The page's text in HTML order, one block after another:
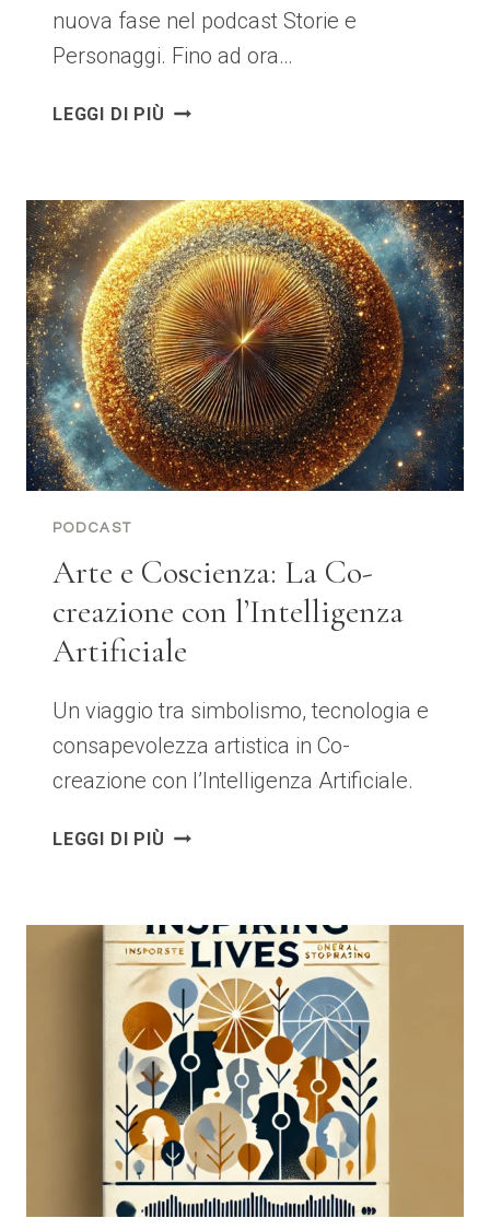
nuova fase nel podcast Storie e
Personaggi. Fino ad ora…
LEGGI DI PIÙ LA
RITRATTO
DI
UN
LUOGO
PODCAST
Arte e Coscienza: La Co-
creazione con l’Intelligenza
Artificiale
Un viaggio tra simbolismo, tecnologia e
consapevolezza artistica in Co-
creazione con l’Intelligenza Artificiale.
LEGGI DI PIÙ ARTE
CO-
CREAZIONE
CON
L’INTELLIGENZA
ARTIFICIALE